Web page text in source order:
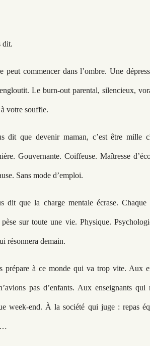
dit.
peut commencer dans l’ombre. Une
Le burn-out parental, silencieux,
votre souffle.
dit que devenir maman, c’est être mille
Gouvernante. Coiffeuse. Maîtresse
Sans mode d’emploi.
dit que la charge mentale écrase. Chaque
sur toute une vie. Physique.
résonnera demain.
prépare à ce monde qui va trop vite. Aux
pas d’enfants. Aux enseignants qui
week-end. À la société qui juge : repas